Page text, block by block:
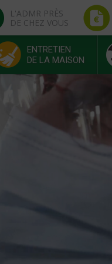
L'ADMR PRÈS
DE CHEZ VOUS
ENTRETIEN
DE LA MAISON